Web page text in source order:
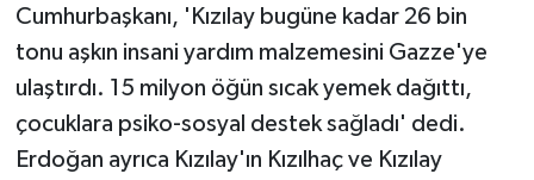
Cumhurbaşkanı, 'Kızılay bugüne kadar 26 bin
tonu aşkın insani yardım malzemesini Gazze'ye
ulaştırdı. 15 milyon öğün sıcak yemek dağıttı,
çocuklara psiko-sosyal destek sağladı' dedi.
Erdoğan ayrıca Kızılay'ın Kızılhaç ve Kızılay